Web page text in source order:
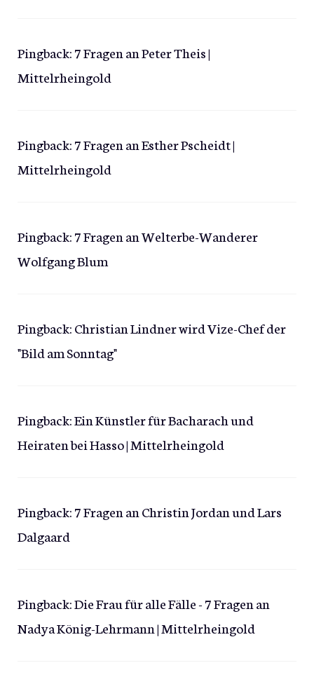
Pingback:7 Fragen an Peter Theis |
Mittelrheingold
Pingback:7 Fragen an Esther Pscheidt |
Mittelrheingold
Pingback:7 Fragen an Welterbe-Wanderer
Wolfgang Blum
Pingback:Christian Lindner wird Vize-Chef der
"Bild am Sonntag"
Pingback:Ein Künstler für Bacharach und
Heiraten bei Hasso | Mittelrheingold
Pingback:7 Fragen an Christin Jordan und Lars
Dalgaard
Pingback:Die Frau für alle Fälle - 7 Fragen an
Nadya König-Lehrmann | Mittelrheingold